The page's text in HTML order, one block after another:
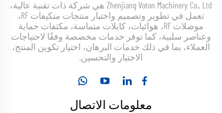
Zhenjiang Voton Machinery Co., Ltd هي شركة ذات تقنية عالية،
تعمل في تطوير وتصميم واختبار منتجات متكيفات RF،
موصلات RF، هوائيات، كابلات متماسة، مكثفات حماية
وعناصر سلبية، كما توفر خدمات مخصصة وفقًا لاحتياجات
العملاء، بما في ذلك خدمات البرهان، اختيار تكوين المنتج،
الاختبار والتحسين.
معلومات الاتصال